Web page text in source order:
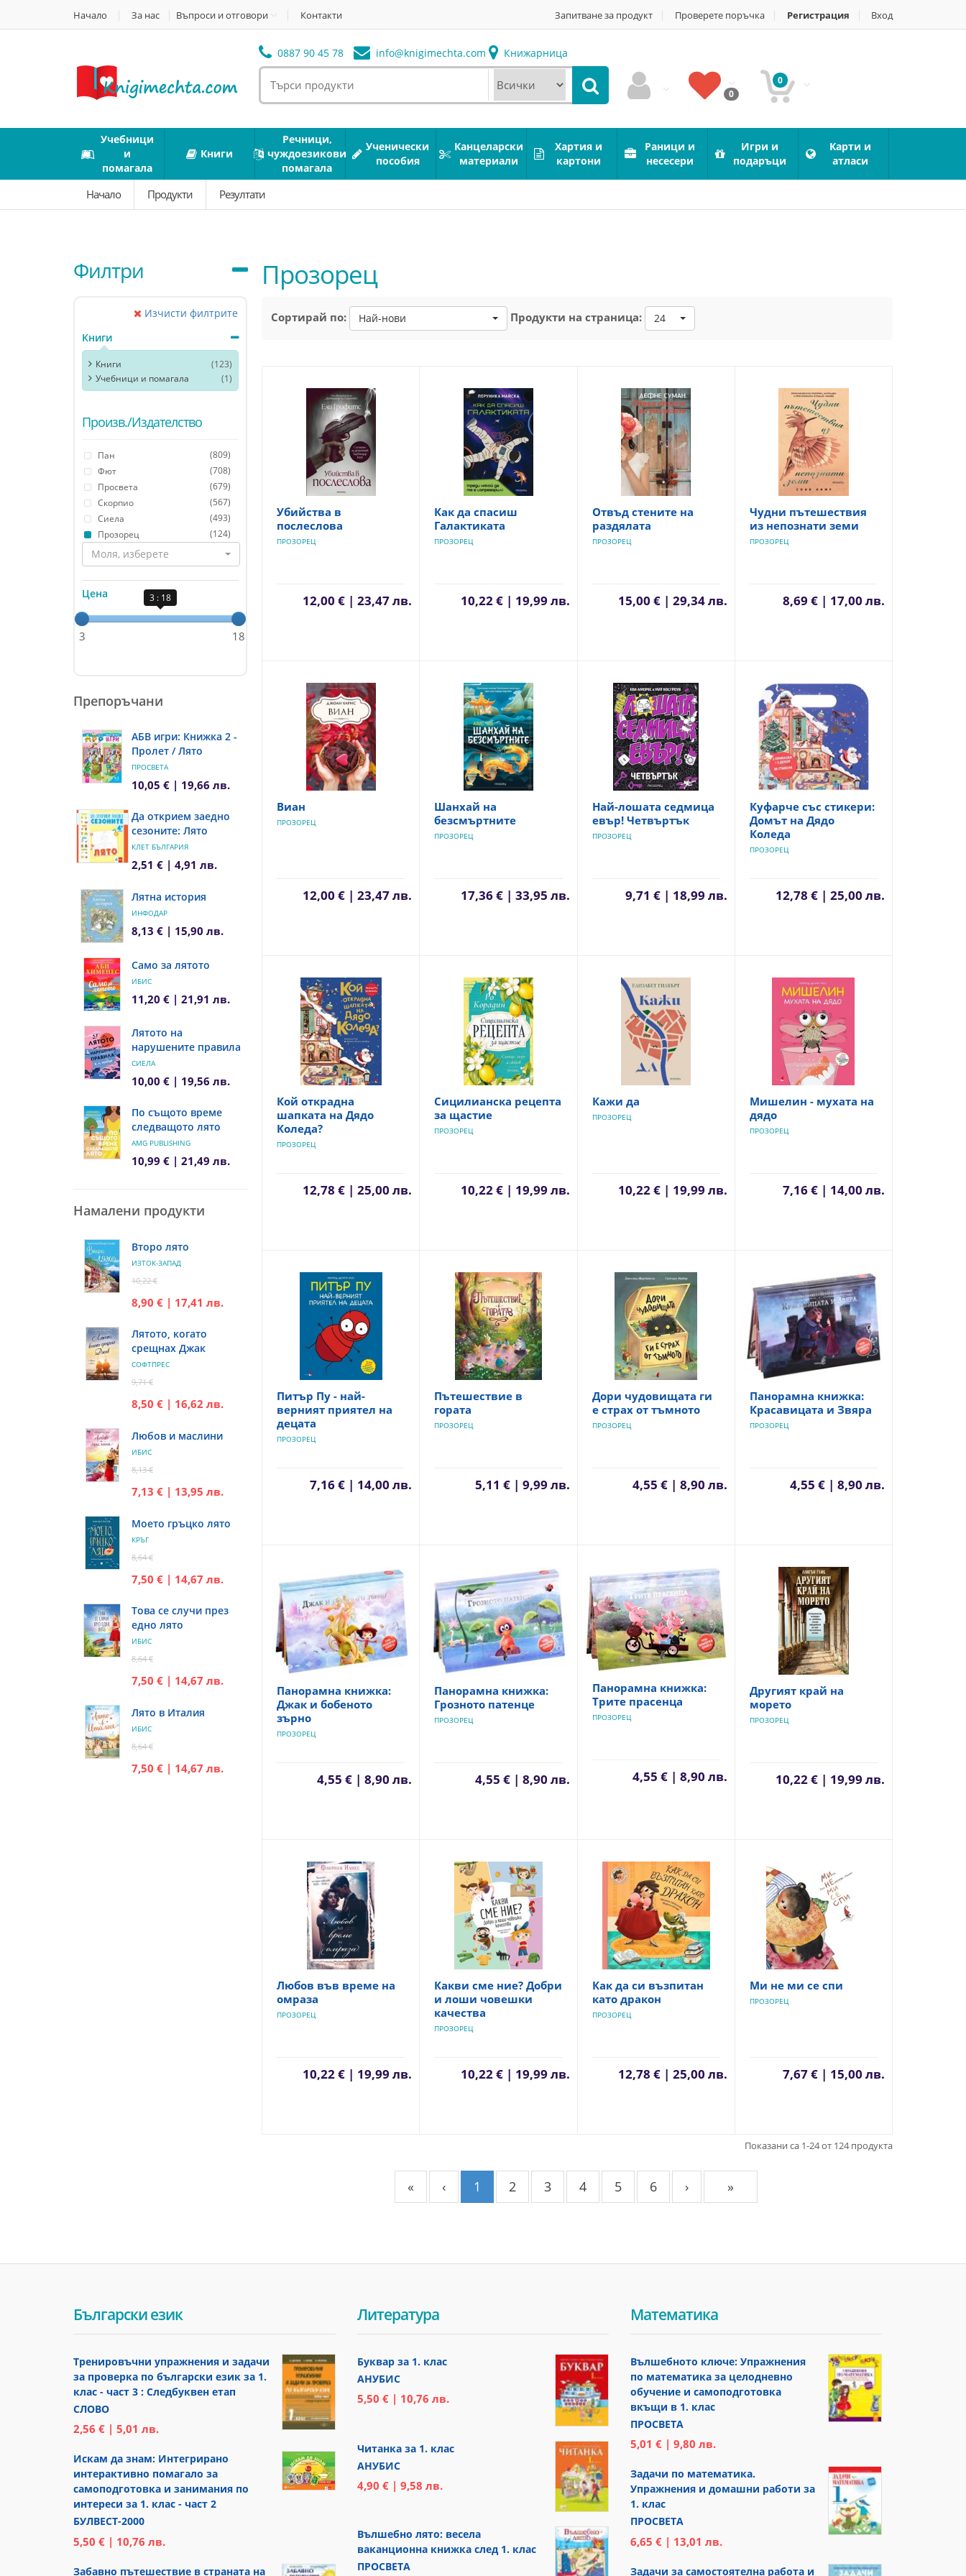
Начало За нас Въпроси и отговори Контакти Запитване за продукт Проверете поръчка Регистрация Вход
0887 90 45 78 info@knigimechta.com Книжарница
0
0
Учебници
и
помагала
Книги
Речници,
чуждоезикови
помагала
Ученически
пособия
Канцеларски
материали
Хартия и
картони
Раници и
несесери
Игри и
подаръци
Карти и
атласи
Начало Продукти Резултати
Филтри
Изчисти филтрите
Книги
Книги
(123)
Учебници и помагала
(1)
Произв./Издателство
Пан
(809)
Фют
(708)
Просвета
(679)
Скорпио
(567)
Сиела
(493)
Прозорец
(124)
Моля, изберете
Цена 3 : 18
3 18
Препоръчани
АБВ игри: Книжка 2 -
Пролет / Лято
ПРОСВЕТА
10,05 € | 19,66 лв.
Да открием заедно
сезоните: Лято
КЛЕТ БЪЛГАРИЯ
2,51 € | 4,91 лв.
Лятна история
ИНФОДАР
8,13 € | 15,90 лв.
Само за лятото
ИБИС
11,20 € | 21,91 лв.
Лятото на
нарушените правила
СИЕЛА
10,00 € | 19,56 лв.
По същото време
следващото лято
AMG PUBLISHING
10,99 € | 21,49 лв.
Намалени продукти
Второ лято
ИЗТОК-ЗАПАД
10,22 €
8,90 € | 17,41 лв.
Лятото, когато
срещнах Джак
СОФТПРЕС
9,71 €
8,50 € | 16,62 лв.
Любов и маслини
ИБИС
8,13 €
7,13 € | 13,95 лв.
Моето гръцко лято
КРЪГ
8,64 €
7,50 € | 14,67 лв.
Това се случи през
едно лято
ИБИС
8,64 €
7,50 € | 14,67 лв.
Лято в Италия
ИБИС
8,64 €
7,50 € | 14,67 лв.
Прозорец
Сортирай по: Най-нови Продукти на страница: 24
Убийства в
послеслова
ПРОЗОРЕЦ
12,00 € | 23,47 лв.
Как да спасиш
Галактиката
ПРОЗОРЕЦ
10,22 € | 19,99 лв.
Отвъд стените на
раздялата
ПРОЗОРЕЦ
15,00 € | 29,34 лв.
Чудни пътешествия
из непознати земи
ПРОЗОРЕЦ
8,69 € | 17,00 лв.
Виан
ПРОЗОРЕЦ
12,00 € | 23,47 лв.
Шанхай на
безсмъртните
ПРОЗОРЕЦ
17,36 € | 33,95 лв.
Най-лошата седмица
евър! Четвъртък
ПРОЗОРЕЦ
9,71 € | 18,99 лв.
Куфарче със стикери:
Домът на Дядо
Коледа
ПРОЗОРЕЦ
12,78 € | 25,00 лв.
Кой открадна
шапката на Дядо
Коледа?
ПРОЗОРЕЦ
12,78 € | 25,00 лв.
Сицилианска рецепта
за щастие
ПРОЗОРЕЦ
10,22 € | 19,99 лв.
Кажи да
ПРОЗОРЕЦ
10,22 € | 19,99 лв.
Мишелин - мухата на
дядо
ПРОЗОРЕЦ
7,16 € | 14,00 лв.
Питър Пу - най-
верният приятел на
децата
ПРОЗОРЕЦ
7,16 € | 14,00 лв.
Пътешествие в
гората
ПРОЗОРЕЦ
5,11 € | 9,99 лв.
Дори чудовищата ги
е страх от тъмното
ПРОЗОРЕЦ
4,55 € | 8,90 лв.
Панорамна книжка:
Красавицата и Звяра
ПРОЗОРЕЦ
4,55 € | 8,90 лв.
Панорамна книжка:
Джак и бобеното
зърно
ПРОЗОРЕЦ
4,55 € | 8,90 лв.
Панорамна книжка:
Грозното патенце
ПРОЗОРЕЦ
4,55 € | 8,90 лв.
Панорамна книжка:
Трите прасенца
ПРОЗОРЕЦ
4,55 € | 8,90 лв.
Другият край на
морето
ПРОЗОРЕЦ
10,22 € | 19,99 лв.
Любов във време на
омраза
ПРОЗОРЕЦ
10,22 € | 19,99 лв.
Какви сме ние? Добри
и лоши човешки
качества
ПРОЗОРЕЦ
10,22 € | 19,99 лв.
Как да си възпитан
като дракон
ПРОЗОРЕЦ
12,78 € | 25,00 лв.
Ми не ми се спи
ПРОЗОРЕЦ
7,67 € | 15,00 лв.
Показани са 1-24 от 124 продукта
« ‹ 1 2 3 4 5 6 › »
Български език
Тренировъчни упражнения и задачи
за проверка по български език за 1.
клас - част 3 : Следбуквен етап
СЛОВО
2,56 € | 5,01 лв.
Искам да знам: Интегрирано
интерактивно помагало за
самоподготовка и занимания по
интереси за 1. клас - част 2
БУЛВЕСТ-2000
5,50 € | 10,76 лв.
Забавно пътешествие в страната на
Литература
Буквар за 1. клас
АНУБИС
5,50 € | 10,76 лв.
Читанка за 1. клас
АНУБИС
4,90 € | 9,58 лв.
Вълшебно лято: весела
ваканционна книжка след 1. клас
ПРОСВЕТА
Математика
Вълшебното ключе: Упражнения
по математика за целодневно
обучение и самоподготовка
вкъщи в 1. клас
ПРОСВЕТА
5,01 € | 9,80 лв.
Задачи по математика.
Упражнения и домашни работи за
1. клас
ПРОСВЕТА
6,65 € | 13,01 лв.
Задачи за самостоятелна работа и